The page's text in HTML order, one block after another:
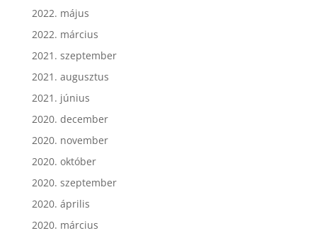
2022. május
2022. március
2021. szeptember
2021. augusztus
2021. június
2020. december
2020. november
2020. október
2020. szeptember
2020. április
2020. március